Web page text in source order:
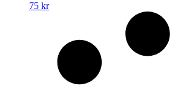
varianter.
alternativen
kan
75 kr